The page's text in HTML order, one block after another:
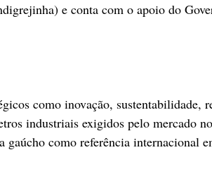
e conta com o apoio do
como inovação, sustentabilidade,
industriais exigidos pelo mercado
como referência internacional